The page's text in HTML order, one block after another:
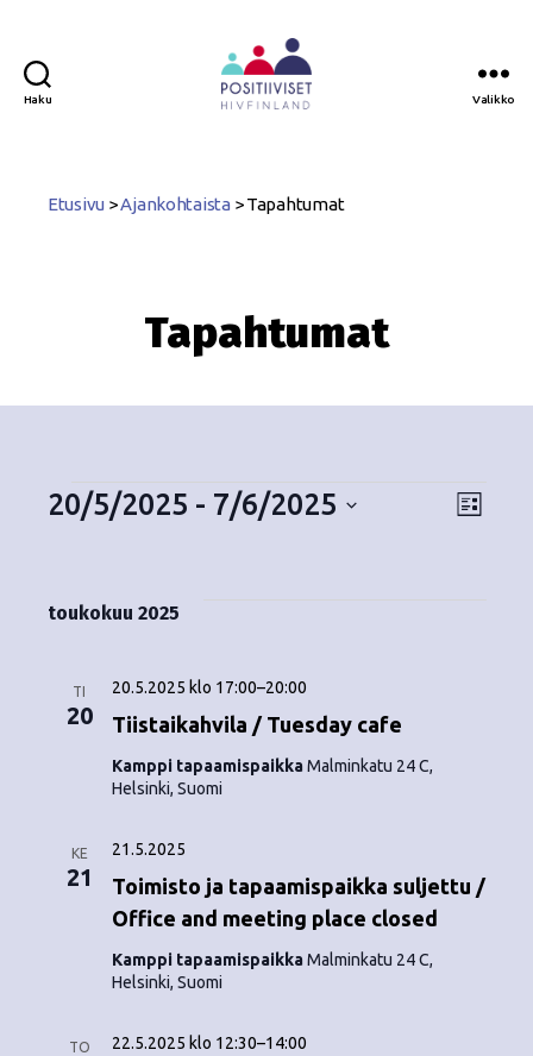
Haku Valikko
Etusivu >Ajankohtaista >Tapahtumat
Tapahtumat
N
a
T
V
L
20/5/2025 - 7/6/2025
i
toukokuu 2025
TI
20 Tiistaikahvila / Tuesday cafe
20.5.2025 klo 17:00–20:00
Kamppi tapaamispaikkaMalminkatu 24 C,
Helsinki, Suomi
KE
21
Toimisto ja tapaamispaikka suljettu /
Office and meeting place closed
21.5.2025
Kamppi tapaamispaikkaMalminkatu 24 C,
Helsinki, Suomi
TO 22.5.2025 klo 12:30–14:00